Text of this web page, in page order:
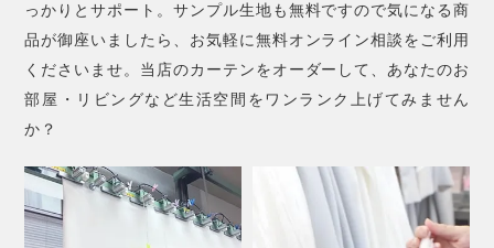
っかりとサポート。サンプル生地も無料ですので気になる商
品が御座いましたら、お気軽に無料オンライン相談をご利用
くださいませ。当店のカーテンをオーダーして、あなたのお
部屋・リビングなど生活空間をワンランク上げてみません
か？